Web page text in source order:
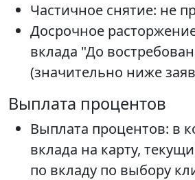
Частичное снятие: не
Досрочное
вклада "До
(значительно ниже
Выплата процентов
Выплата процентов: в
вклада на карту,
по вкладу по выбору